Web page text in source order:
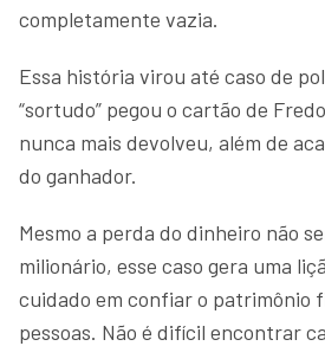
completamente vazia.
Essa história virou até caso de
“sortudo” pegou o cartão de
nunca mais devolveu, além de
do ganhador.
Mesmo a perda do dinheiro não
milionário, esse caso gera uma
cuidado em confiar o patrimônio
pessoas. Não é difícil encontrar